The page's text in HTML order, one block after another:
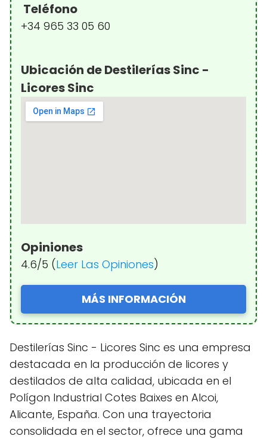
Teléfono
+34 965 33 05 60
Ubicación de Destilerías Sinc -
Licores Sinc
Opiniones
4.6/5 (Leer Las Opiniones)
MÁS INFORMACIÓN
Destilerías Sinc - Licores Sinc es una empresa
destacada en la producción de licores y
destilados de alta calidad, ubicada en el
Polígon Industrial Cotes Baixes en Alcoi,
Alicante, España. Con una trayectoria
consolidada en el sector, ofrece una gama